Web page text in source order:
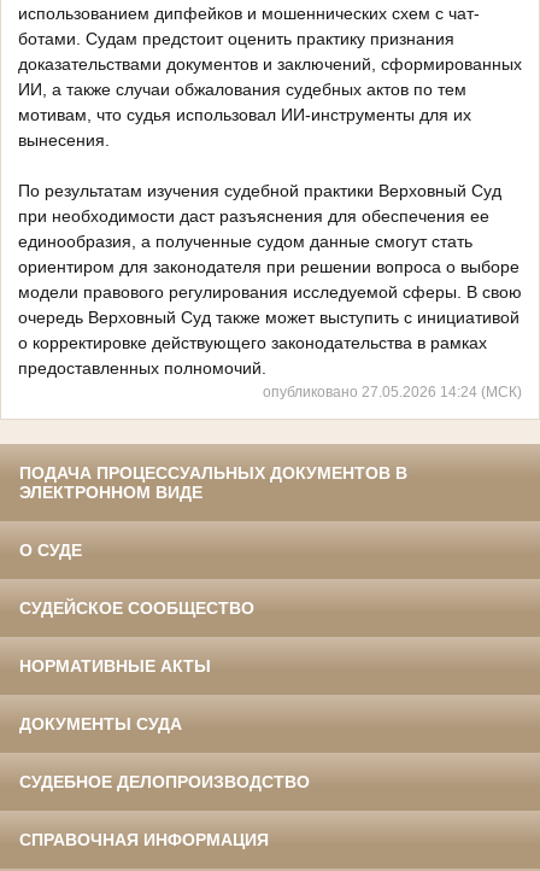
использованием дипфейков и мошеннических схем с чат-
ботами. Судам предстоит оценить практику признания
доказательствами документов и заключений, сформированных
ИИ, а также случаи обжалования судебных актов по тем
мотивам, что судья использовал ИИ-инструменты для их
вынесения.
По результатам изучения судебной практики Верховный Суд
при необходимости даст разъяснения для обеспечения ее
единообразия, а полученные судом данные смогут стать
ориентиром для законодателя при решении вопроса о выборе
модели правового регулирования исследуемой сферы. В свою
очередь Верховный Суд также может выступить с инициативой
о корректировке действующего законодательства в рамках
предоставленных полномочий.
опубликовано 27.05.2026 14:24 (МСК)
ПОДАЧА ПРОЦЕССУАЛЬНЫХ ДОКУМЕНТОВ В
ЭЛЕКТРОННОМ ВИДЕ
О СУДЕ
СУДЕЙСКОЕ СООБЩЕСТВО
НОРМАТИВНЫЕ АКТЫ
ДОКУМЕНТЫ СУДА
СУДЕБНОЕ ДЕЛОПРОИЗВОДСТВО
СПРАВОЧНАЯ ИНФОРМАЦИЯ